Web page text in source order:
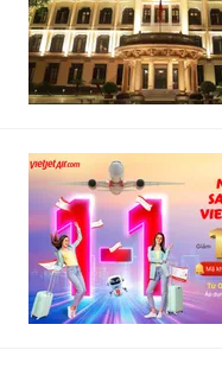
Thị trường
Tư vấn